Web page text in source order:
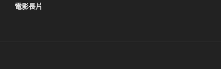
電影長片